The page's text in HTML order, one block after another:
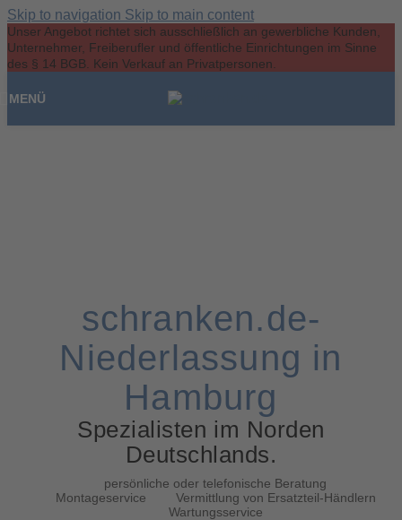
Skip to navigation Skip to main content
Unser Angebot richtet sich ausschließlich an gewerbliche Kunden,
Unternehmer, Freiberufler und öffentliche Einrichtungen im Sinne
des § 14 BGB. Kein Verkauf an Privatpersonen.
MENÜ
schranken.de-
Niederlassung in
Hamburg
Spezialisten im Norden
Deutschlands.
persönliche oder telefonische Beratung
Montageservice
Vermittlung von Ersatzteil-Händlern
Wartungsservice